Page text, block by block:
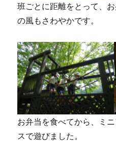
班ごとに距離をとって、
の風もさわやかです。
お弁当を食べてから、ミ
スで遊びました。